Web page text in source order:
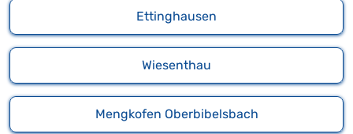
Ettinghausen
Wiesenthau
Mengkofen Oberbibelsbach